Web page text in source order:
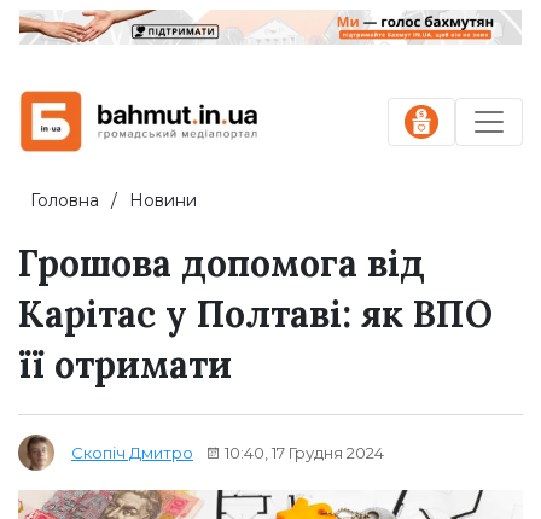
Головна Новини
Грошова допомога від
Карітас у Полтаві: як ВПО
її отримати
Скопіч Дмитро 10:40, 17 Грудня 2024